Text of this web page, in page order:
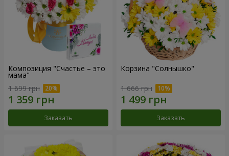
Композиция "Счастье – это
мама"
1 699 грн
Заказать
Корзина "Солнышко"
1 666 грн
Заказать